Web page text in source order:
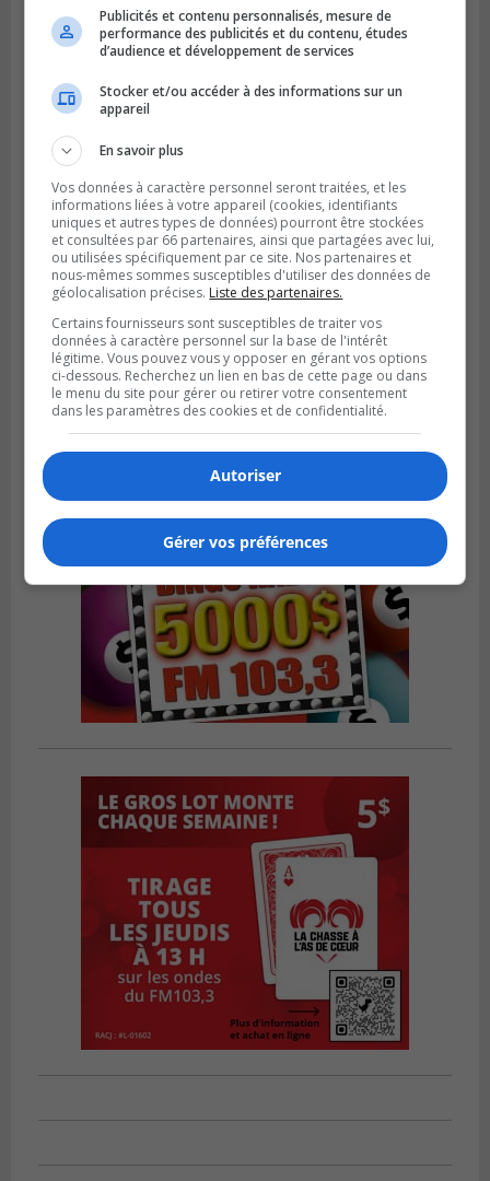
Le MTMD annonce des fermetures sur
l’autoroute 20 à Boucherville
VIEUX-LONGUEUIL
Publié le 31 juillet 2026 à 14h20
Le RTL dévoile sa nouvelle flotte de
transport adapté
Publicités et contenu personnalisés, mesure de
performance des publicités et du contenu, études
d’audience et développement de services
Stocker et/ou accéder à des informations sur un
appareil
En savoir plus
Vos données à caractère personnel seront traitées, et les
informations liées à votre appareil (cookies, identifiants
uniques et autres types de données) pourront être stockées
et consultées par 66 partenaires, ainsi que partagées avec lui,
ou utilisées spécifiquement par ce site. Nos partenaires et
nous-mêmes sommes susceptibles d'utiliser des données de
géolocalisation précises. Liste des partenaires.
Certains fournisseurs sont susceptibles de traiter vos
données à caractère personnel sur la base de l'intérêt
légitime. Vous pouvez vous y opposer en gérant vos options
ci-dessous. Recherchez un lien en bas de cette page ou dans
le menu du site pour gérer ou retirer votre consentement
dans les paramètres des cookies et de confidentialité.
Autoriser
Gérer vos préférences